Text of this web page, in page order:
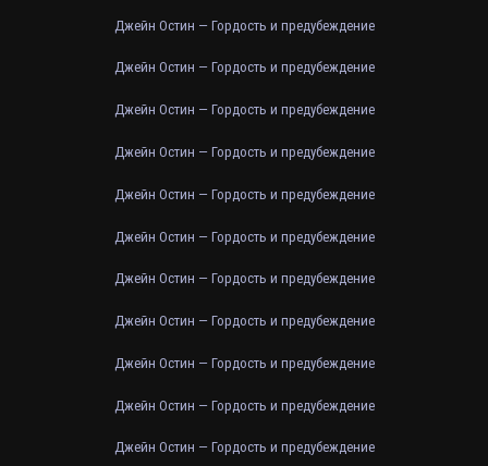
Джейн Остин — Гордость и предубеждение
Джейн Остин — Гордость и предубеждение
Джейн Остин — Гордость и предубеждение
Джейн Остин — Гордость и предубеждение
Джейн Остин — Гордость и предубеждение
Джейн Остин — Гордость и предубеждение
Джейн Остин — Гордость и предубеждение
Джейн Остин — Гордость и предубеждение
Джейн Остин — Гордость и предубеждение
Джейн Остин — Гордость и предубеждение
Джейн Остин — Гордость и предубеждение